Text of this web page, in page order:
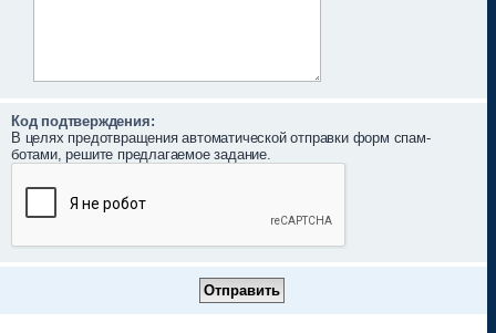
Код подтверждения:
В целях предотвращения автоматической отправки форм спам-
ботами, решите предлагаемое задание.